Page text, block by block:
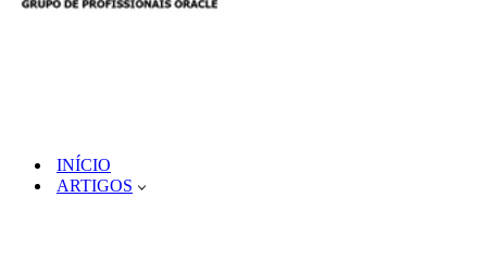
INÍCIO
ARTIGOS